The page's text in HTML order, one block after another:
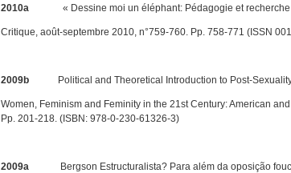
2010a « Dessine moi un éléphant: Pédagogie et recherche
Critique , août-septembre 2010, n°759-760. Pp. 758-771 (ISSN
2009b Political and Theoretical Introduction to Post-
Women, Feminism and Feminity in the 21st Century: American
Pp. 201-218. (ISBN: 978-0-230-61326-3)
2009a Bergson Estructuralista? Para além da oposição